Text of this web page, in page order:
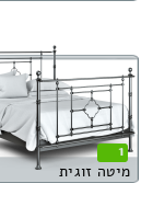
1
מיטה זוגית